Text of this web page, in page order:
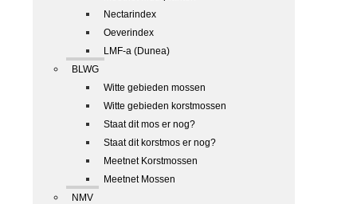
Nectarindex
Oeverindex
LMF-a (Dunea)
BLWG
Witte gebieden mossen
Witte gebieden korstmossen
Staat dit mos er nog?
Staat dit korstmos er nog?
Meetnet Korstmossen
Meetnet Mossen
NMV